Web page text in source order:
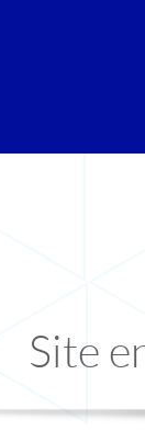
Site